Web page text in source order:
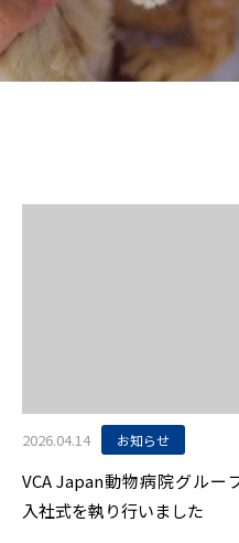
2026.04.14 お知らせ
VCA Japan動物病院グルー
入社式を執り行いました